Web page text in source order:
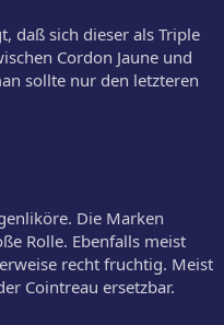
daß sich dieser als Triple
Cordon Jaune und
sollte nur den letzteren
Die Marken
Rolle. Ebenfalls meist
recht fruchtig. Meist
Cointreau ersetzbar.